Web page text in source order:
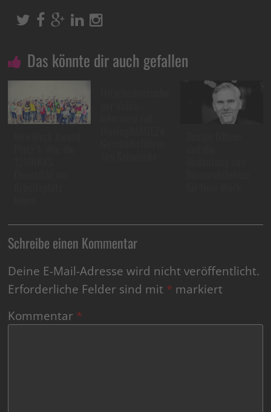
Das könnte dir auch gefallen
Schreibe einen Kommentar
Deine E-Mail-Adresse wird nicht veröffentlicht.
Erforderliche Felder sind mit * markiert
Kommentar *